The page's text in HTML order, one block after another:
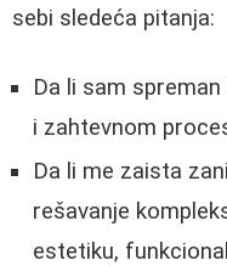
sebi sledeća pitanja:
Da li sam
i zahtevnom
Da li me zaista
rešavanje
estetiku,